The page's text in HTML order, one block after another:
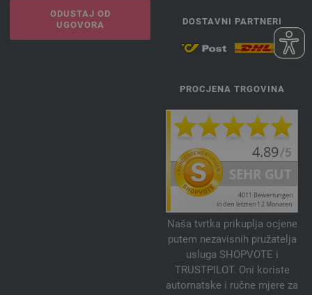
ODUSTAJ OD
UGOVORA
DOSTAVNI PARTNERI
PROCJENA TRGOVINA
Naša tvrtka prikuplja ocjene
putem nezavisnih pružatelja
usluga SHOPVOTE i
TRUSTPILOT. Oni koriste
automatske i ručne mjere za